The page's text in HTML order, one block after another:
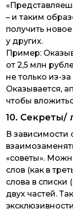
– и таким
получить
у других.
Пример:
от 2,5 млн
не только из-
Оказывается,
чтобы
10. Секреты/
В зависимости
«советы».
слов (как в
слова в списки
двух частей.